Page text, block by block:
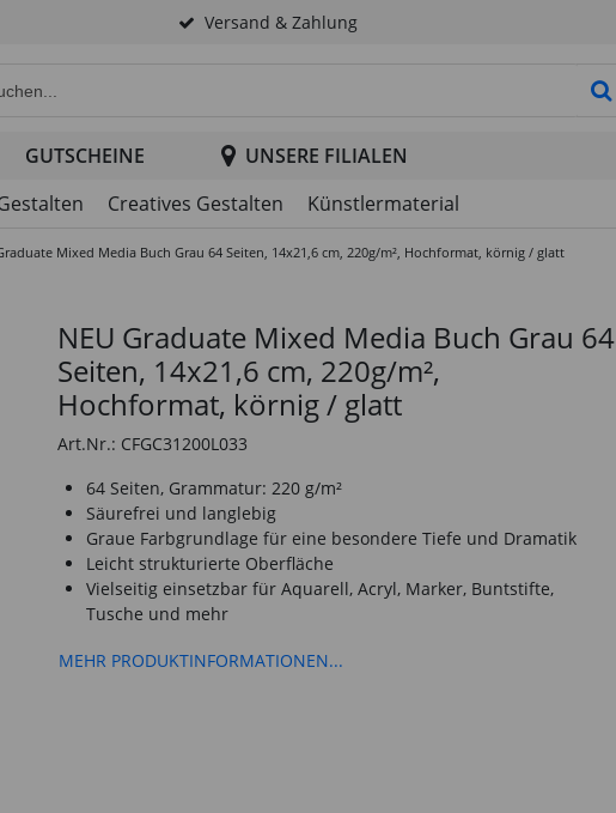
Versand & Zahlung
GUTSCHEINE
UNSERE FILIALEN
Creatives Gestalten Künstlermaterial
Mixed Media Buch Grau 64 Seiten, 14x21,6 cm, 220g/m², Hochformat, körnig / glatt
NEU Graduate Mixed Media Buch Grau 64
Seiten, 14x21,6 cm, 220g/m²,
Hochformat, körnig / glatt
Art.Nr.: CFGC31200L033
64 Seiten, Grammatur: 220 g/m²
Säurefrei und langlebig
Graue Farbgrundlage für eine besondere Tiefe und Dramatik
Leicht strukturierte Oberfläche
Vielseitig einsetzbar für Aquarell, Acryl, Marker, Buntstifte,
Tusche und mehr
MEHR PRODUKTINFORMATIONEN...